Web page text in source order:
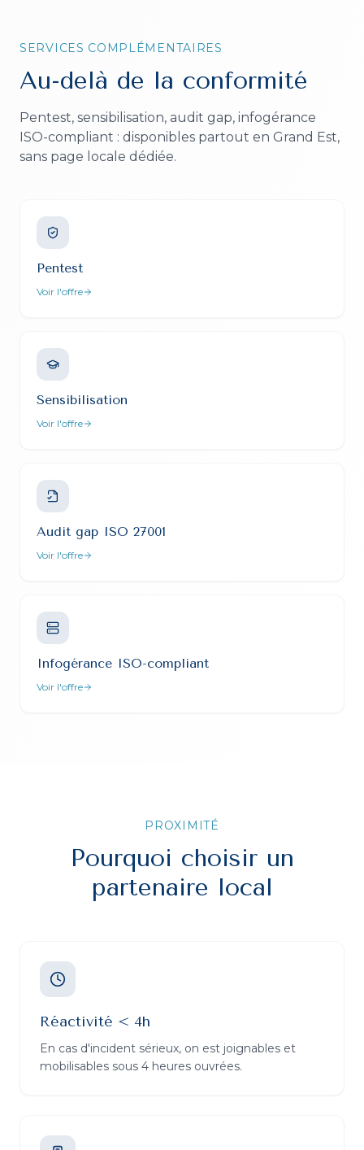
SERVICES COMPLÉMENTAIRES
Au-delà de la conformité
Pentest, sensibilisation, audit gap, infogérance
ISO-compliant : disponibles partout en Grand Est,
sans page locale dédiée.
Pentest
Voir l'offre
Sensibilisation
Voir l'offre
Audit gap ISO 27001
Voir l'offre
Infogérance ISO-compliant
Voir l'offre
PROXIMITÉ
Pourquoi choisir un
partenaire local
Réactivité < 4h
En cas d'incident sérieux, on est joignables et
mobilisables sous 4 heures ouvrées.